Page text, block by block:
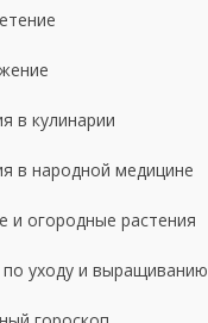
в кулинарии
в народной медицине
и огородные растения
уходу и выращиванию